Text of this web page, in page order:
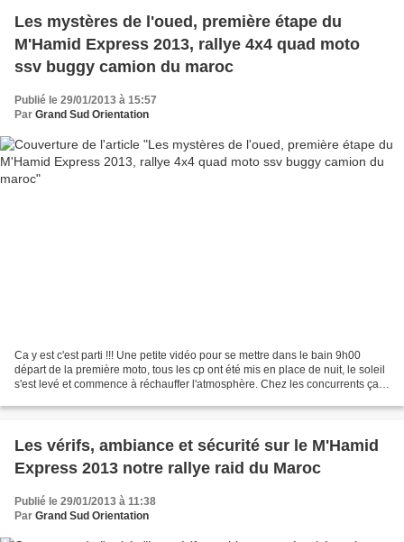
Les mystères de l'oued, première étape du
M'Hamid Express 2013, rallye 4x4 quad moto
ssv buggy camion du maroc
Publié le 29/01/2013 à 15:57
Par Grand Sud Orientation
Ca y est c'est parti !!! Une petite vidéo pour se mettre dans le bain 9h00
départ de la première moto, tous les cp ont été mis en place de nuit, le soleil
s'est levé et commence à réchauffer l'atmosphère. Chez les concurrents ça
Les vérifs, ambiance et sécurité sur le M'Hamid
Express 2013 notre rallye raid du Maroc
Publié le 29/01/2013 à 11:38
Par Grand Sud Orientation